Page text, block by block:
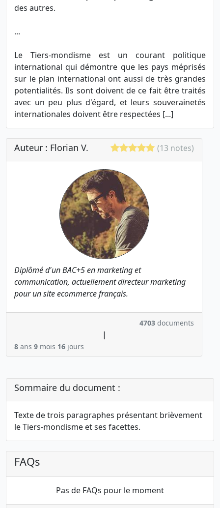
des autres.
...
Le Tiers-mondisme est un courant politique
international qui démontre que les pays méprisés
sur le plan international ont aussi de très grandes
potentialités. Ils sont doivent de ce fait être traités
avec un peu plus d'égard, et leurs souverainetés
internationales doivent être respectées [...]
Auteur : Florian V. (13 notes)
Diplômé d'un BAC+5 en marketing et
communication, actuellement directeur marketing
pour un site ecommerce français.
4703 documents
|
8 ans 9 mois 16 jours
Sommaire du document :
Texte de trois paragraphes présentant brièvement
le Tiers-mondisme et ses facettes.
FAQs
Pas de FAQs pour le moment